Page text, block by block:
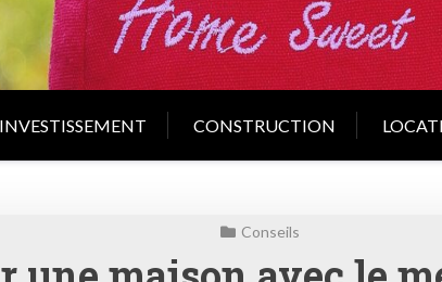
INVESTISSEMENT CONSTRUCTION
Conseils